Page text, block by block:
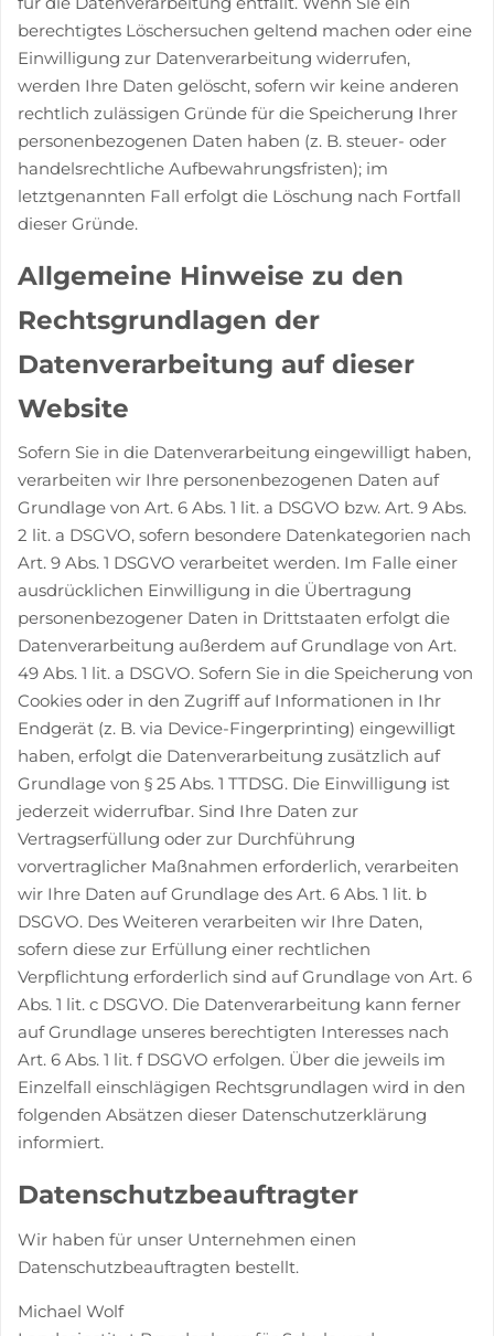
berechtigtes Löschersuchen geltend machen oder eine
Einwilligung zur Datenverarbeitung widerrufen,
werden Ihre Daten gelöscht, sofern wir keine anderen
rechtlich zulässigen Gründe für die Speicherung Ihrer
personenbezogenen Daten haben (z. B. steuer- oder
handelsrechtliche Aufbewahrungsfristen); im
letztgenannten Fall erfolgt die Löschung nach Fortfall
dieser Gründe.
Allgemeine Hinweise zu den
Rechtsgrundlagen der
Datenverarbeitung auf dieser
Website
Sofern Sie in die Datenverarbeitung eingewilligt haben,
verarbeiten wir Ihre personenbezogenen Daten auf
Grundlage von Art. 6 Abs. 1 lit. a DSGVO bzw. Art. 9 Abs.
2 lit. a DSGVO, sofern besondere Datenkategorien nach
Art. 9 Abs. 1 DSGVO verarbeitet werden. Im Falle einer
ausdrücklichen Einwilligung in die Übertragung
personenbezogener Daten in Drittstaaten erfolgt die
Datenverarbeitung außerdem auf Grundlage von Art.
49 Abs. 1 lit. a DSGVO. Sofern Sie in die Speicherung von
Cookies oder in den Zugriff auf Informationen in Ihr
Endgerät (z. B. via Device-Fingerprinting) eingewilligt
haben, erfolgt die Datenverarbeitung zusätzlich auf
Grundlage von § 25 Abs. 1 TTDSG. Die Einwilligung ist
jederzeit widerrufbar. Sind Ihre Daten zur
Vertragserfüllung oder zur Durchführung
vorvertraglicher Maßnahmen erforderlich, verarbeiten
wir Ihre Daten auf Grundlage des Art. 6 Abs. 1 lit. b
DSGVO. Des Weiteren verarbeiten wir Ihre Daten,
sofern diese zur Erfüllung einer rechtlichen
Verpflichtung erforderlich sind auf Grundlage von Art. 6
Abs. 1 lit. c DSGVO. Die Datenverarbeitung kann ferner
auf Grundlage unseres berechtigten Interesses nach
Art. 6 Abs. 1 lit. f DSGVO erfolgen. Über die jeweils im
Einzelfall einschlägigen Rechtsgrundlagen wird in den
folgenden Absätzen dieser Datenschutzerklärung
informiert.
Datenschutz­beauftragter
Wir haben für unser Unternehmen einen
Datenschutzbeauftragten bestellt.
Michael Wolf